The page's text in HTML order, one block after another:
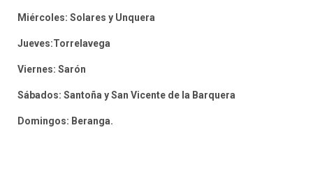
Miércoles: Solares y Unquera
Jueves:Torrelavega
Viernes: Sarón
Sábados: Santoña y San Vicente de la Barquera
Domingos: Beranga.